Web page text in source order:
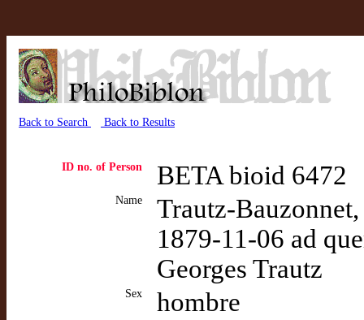
Back to Search Back to Results
ID no. of Person BETA bioid 6472
Name
Trautz-
1879-11-06 ad
Georges Trautz
Sex hombre